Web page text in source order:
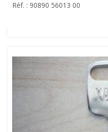
Réf. : 90890 56013 00